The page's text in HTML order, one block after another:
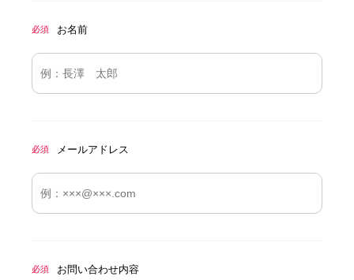
必須 お名前
必須 メールアドレス
必須 お問い合わせ内容